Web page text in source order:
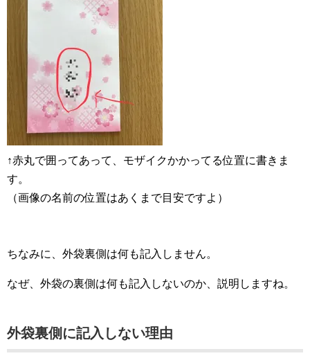
↑赤丸で囲ってあって、モザイクかかってる位置に書きま
す。
（画像の名前の位置はあくまで目安ですよ）
ちなみに、外袋裏側は何も記入しません。
なぜ、外袋の裏側は何も記入しないのか、説明しますね。
外袋裏側に記入しない理由